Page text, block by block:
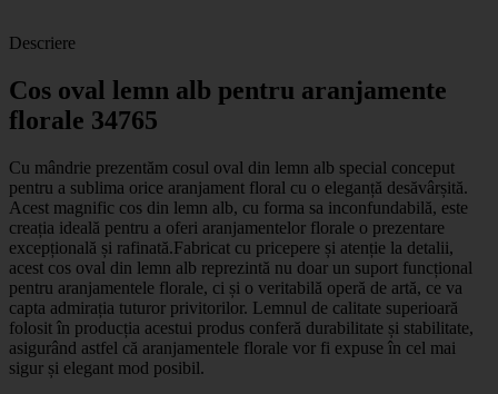
Descriere
Cos oval lemn alb pentru aranjamente
florale 34765
Cu mândrie prezentăm cosul oval din lemn alb special conceput
pentru a sublima orice aranjament floral cu o eleganță desăvârșită.
Acest magnific cos din lemn alb, cu forma sa inconfundabilă, este
creația ideală pentru a oferi aranjamentelor florale o prezentare
excepțională și rafinată.Fabricat cu pricepere și atenție la detalii,
acest cos oval din lemn alb reprezintă nu doar un suport funcțional
pentru aranjamentele florale, ci și o veritabilă operă de artă, ce va
capta admirația tuturor privitorilor. Lemnul de calitate superioară
folosit în producția acestui produs conferă durabilitate și stabilitate,
asigurând astfel că aranjamentele florale vor fi expuse în cel mai
sigur și elegant mod posibil.